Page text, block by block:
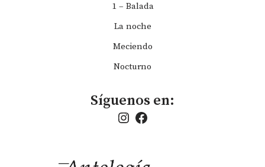
1 – Balada
La noche
Meciendo
Nocturno
Síguenos en: